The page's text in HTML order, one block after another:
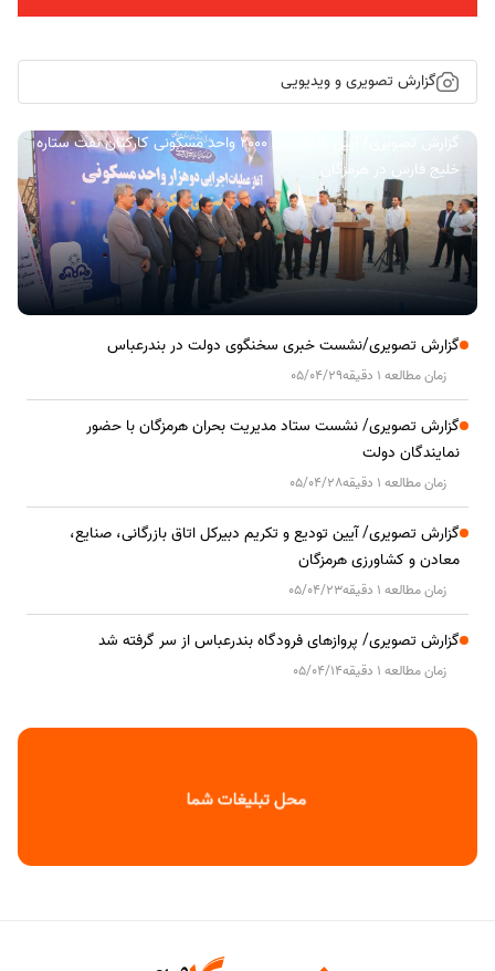
گزارش تصویری و ویدیویی
گزارش تصویری/ آیین کلنگ زنی ۲۰۰۰ واحد مسکونی کارکنان نفت ستاره
خلیج فارس در هرمزگان
گزارش تصویری/نشست خبری سخنگوی دولت در بندرعباس
زمان مطالعه 1 دقیقه 05/04/29
گزارش تصویری/ نشست ستاد مدیریت بحران هرمزگان با حضور
نمایندگان دولت
زمان مطالعه 1 دقیقه 05/04/28
گزارش تصویری/ آیین تودیع و تکریم دبیرکل اتاق بازرگانی، صنایع،
معادن و کشاورزی هرمزگان
زمان مطالعه 1 دقیقه 05/04/23
گزارش تصویری/ پروازهای فرودگاه بندرعباس از سر گرفته شد
زمان مطالعه 1 دقیقه 05/04/14